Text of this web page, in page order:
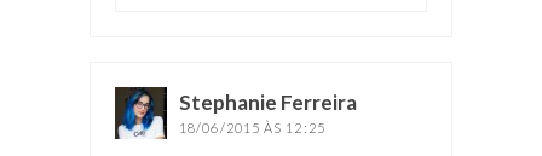
Stephanie Ferreira
18/06/2015 ÀS 12:25